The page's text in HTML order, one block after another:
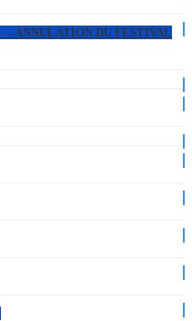
– ANNULATION DU FESTIVAL